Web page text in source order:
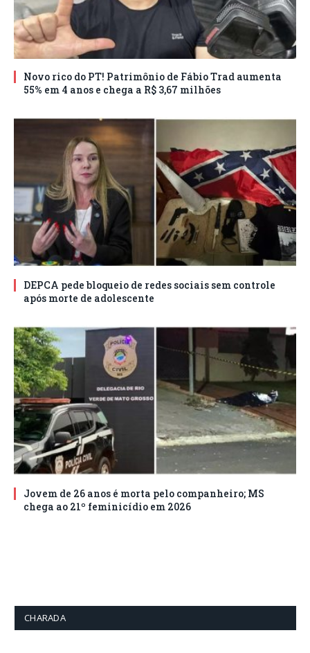
Novo rico do PT! Patrimônio de Fábio Trad aumenta
55% em 4 anos e chega a R$ 3,67 milhões
DEPCA pede bloqueio de redes sociais sem controle
após morte de adolescente
Jovem de 26 anos é morta pelo companheiro; MS
chega ao 21º feminicídio em 2026
CHARADA